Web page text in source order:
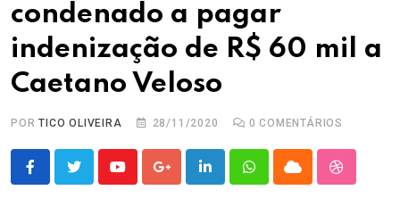
condenado a pagar
indenização de R$ 60 mil a
Caetano Veloso
PORTICO OLIVEIRA 28/11/2020 0 COMENTÁRIOS
YoutubeGoogle+LinkedInWhatsappCloud